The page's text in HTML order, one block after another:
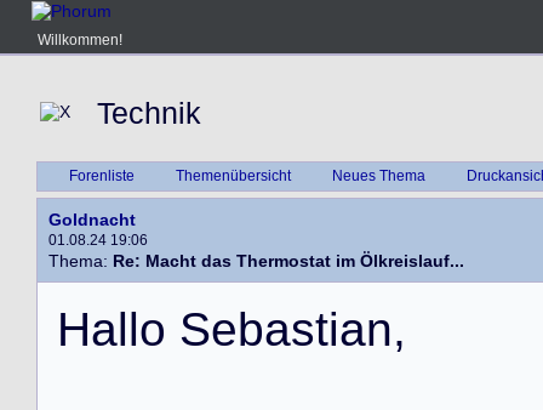
Willkommen!
Technik
Forenliste Themenübersicht Neues Thema
Goldnacht
01.08.24 19:06
Thema: Re: Macht das Thermostat im Ölkreislauf...
Hallo Sebastian,